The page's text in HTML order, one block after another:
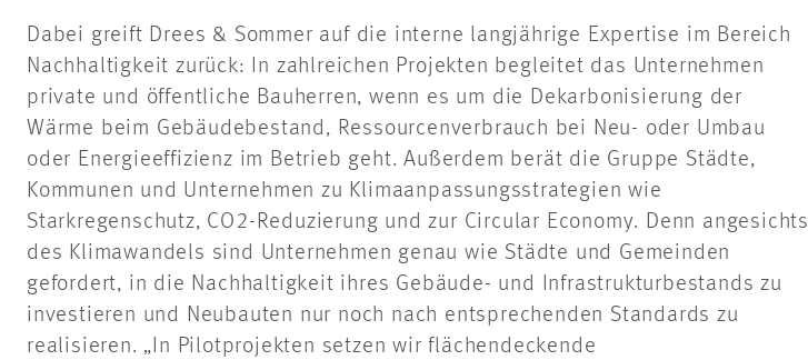
Dabei greift Drees & Sommer auf die interne langjährige Expertise im Bereich
Nachhaltigkeit zurück: In zahlreichen Projekten begleitet das Unternehmen
private und öffentliche Bauherren, wenn es um die Dekarbonisierung der
Wärme beim Gebäudebestand, Ressourcenverbrauch bei Neu- oder Umbau
oder Energieeffizienz im Betrieb geht. Außerdem berät die Gruppe Städte,
Kommunen und Unternehmen zu Klimaanpassungsstrategien wie
Starkregenschutz, CO2-Reduzierung und zur Circular Economy. Denn angesichts
des Klimawandels sind Unternehmen genau wie Städte und Gemeinden
gefordert, in die Nachhaltigkeit ihres Gebäude- und Infrastrukturbestands zu
investieren und Neubauten nur noch nach entsprechenden Standards zu
realisieren. „In Pilotprojekten setzen wir flächendeckende